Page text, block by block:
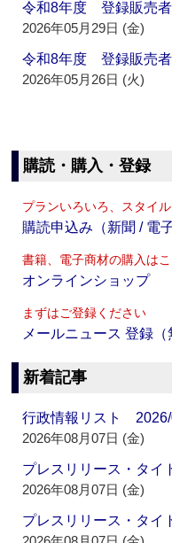
令和8年度 登録販売
2026年05月29日 (金)
令和8年度 登録販売
2026年05月26日 (火)
購読・購入・登録
プランいろいろ、スタイ
購読申込み（新聞 / 電子
書籍、電子商材の購入は
オンラインショップ
まずはご登録ください
メールニュース 登録（
新着記事
行政情報リスト
2026年08月07日 (金)
プレスリリース・タ
2026年08月07日 (金)
プレスリリース・タ